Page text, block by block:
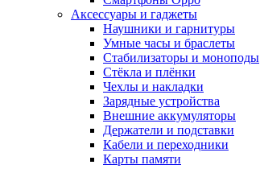
Аксессуары и гаджеты
Наушники и гарнитуры
Умные часы и браслеты
Стабилизаторы и моноподы
Стёкла и плёнки
Чехлы и накладки
Зарядные устройства
Внешние аккумуляторы
Держатели и подставки
Кабели и переходники
Карты памяти